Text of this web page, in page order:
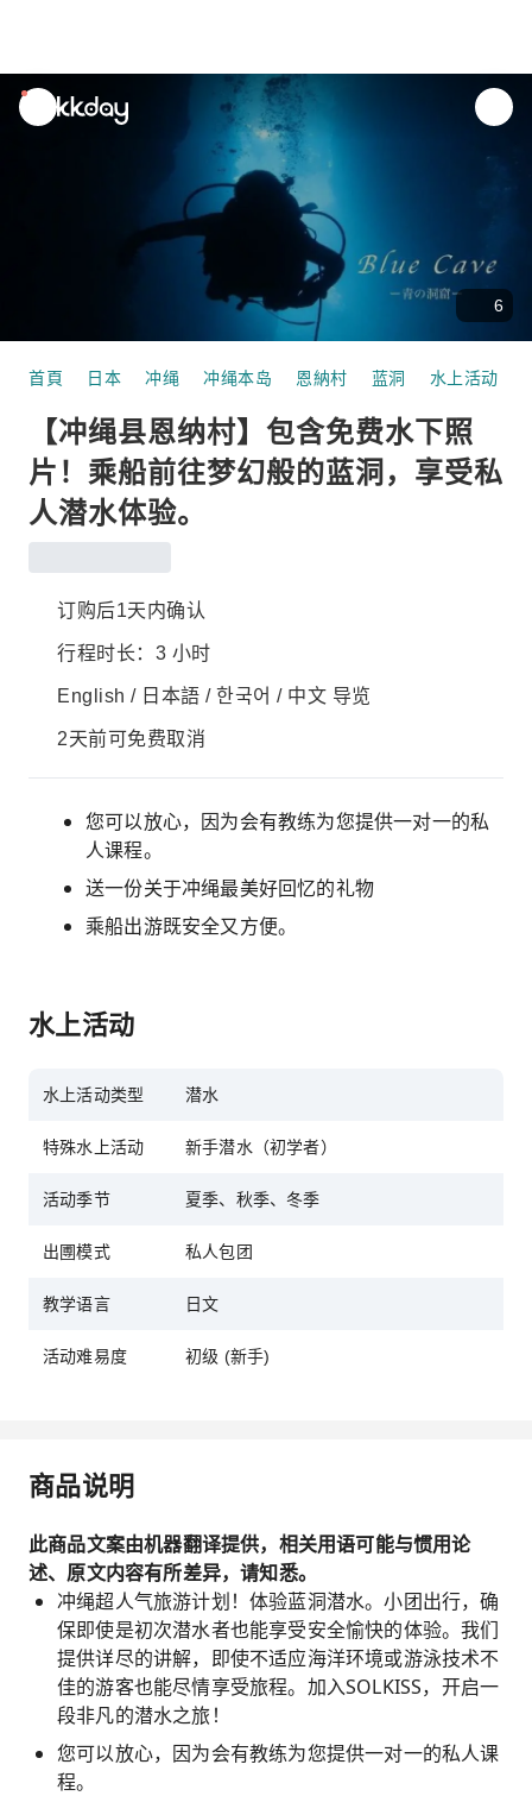
unread
notifications
6
首頁 日本 冲绳 冲绳本岛 恩納村 蓝洞 水上活动
【冲绳县恩纳村】包含免费水下照
片！乘船前往梦幻般的蓝洞，享受私
人潜水体验。
订购后1天内确认
行程时长：3 小时
English / 日本語 / 한국어 / 中文 导览
2天前可免费取消
您可以放心，因为会有教练为您提供一对一的私
人课程。
送一份关于冲绳最美好回忆的礼物
乘船出游既安全又方便。
水上活动
水上活动类型 潜水
特殊水上活动 新手潜水（初学者）
活动季节 夏季、秋季、冬季
出圑模式 私人包团
教学语言 日文
活动难易度 初级 (新手)
商品说明
此商品文案由机器翻译提供，相关用语可能与惯用论
述、原文内容有所差异，请知悉。
冲绳超人气旅游计划！体验蓝洞潜水。小团出行，确
保即使是初次潜水者也能享受安全愉快的体验。我们
提供详尽的讲解，即使不适应海洋环境或游泳技术不
佳的游客也能尽情享受旅程。加入SOLKISS，开启一
段非凡的潜水之旅！
您可以放心，因为会有教练为您提供一对一的私人课
程。